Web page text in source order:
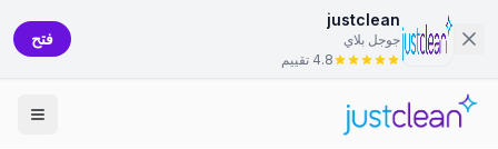
justclean
جوجل بلاي
4.8 تقييم
فتح